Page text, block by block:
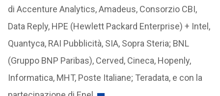
di Accenture Analytics, Amadeus, Consorzio CBI,
Data Reply, HPE (Hewlett Packard Enterprise) + Intel,
Quantyca, RAI Pubblicità, SIA, Sopra Steria; BNL
(Gruppo BNP Paribas), Cerved, Cineca, Hopenly,
Informatica, MHT, Poste Italiane; Teradata, e con la